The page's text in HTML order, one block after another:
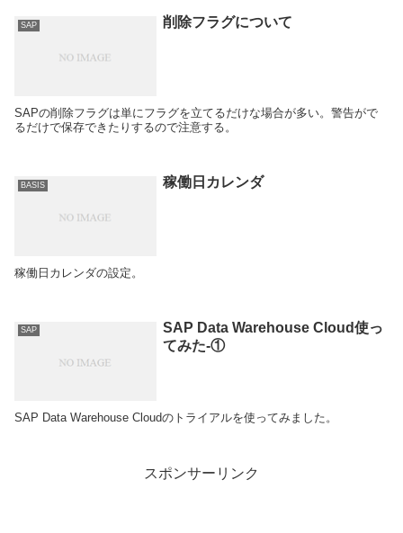
SAP 削除フラグについて
SAPの削除フラグは単にフラグを立てるだけな場合が多い。警告がで
るだけで保存できたりするので注意する。
BASIS 稼働日カレンダ
稼働日カレンダの設定。
SAP
SAP Data Warehouse Cloud使っ
てみた-①
SAP Data Warehouse Cloudのトライアルを使ってみました。
スポンサーリンク